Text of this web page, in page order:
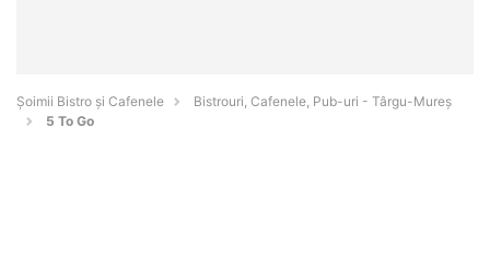
Șoimii Bistro și Cafenele
Bistrouri, Cafenele, Pub-uri - Târgu-Mureş
5 To Go